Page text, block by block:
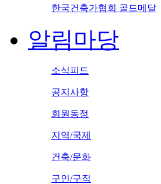
한국건축가협회 골드메달
알림마당
소식피드
공지사항
회원동정
지역/국제
건축/문화
구인/구직